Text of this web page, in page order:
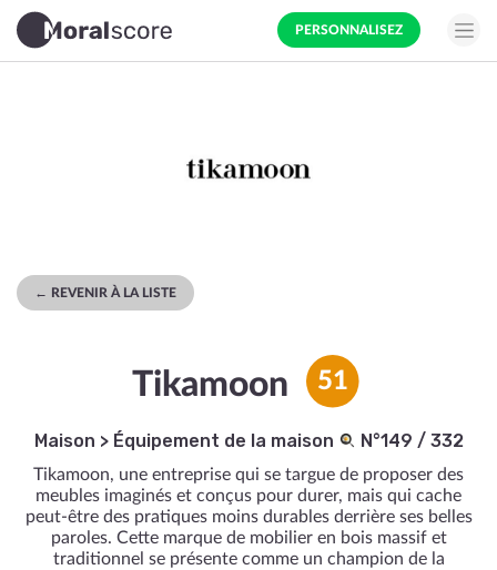
PERSONNALISEZ
← REVENIR À LA LISTE
Tikamoon 51
Maison > Équipement de la maison N°149 / 332
Tikamoon, une entreprise qui se targue de proposer des
meubles imaginés et conçus pour durer, mais qui cache
peut-être des pratiques moins durables derrière ses belles
paroles. Cette marque de mobilier en bois massif et
traditionnel se présente comme un champion de la